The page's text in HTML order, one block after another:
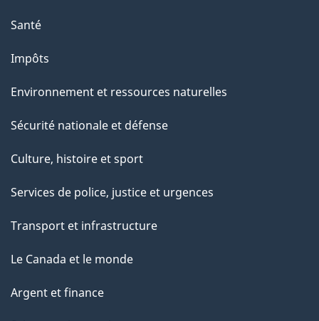
s
u
c
e
t
e
a
g
Santé
Impôts
Environnement et ressources naturelles
Sécurité nationale et défense
Culture, histoire et sport
Services de police, justice et urgences
Transport et infrastructure
Le Canada et le monde
Argent et finance